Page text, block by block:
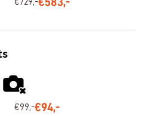
€99,-€94,-